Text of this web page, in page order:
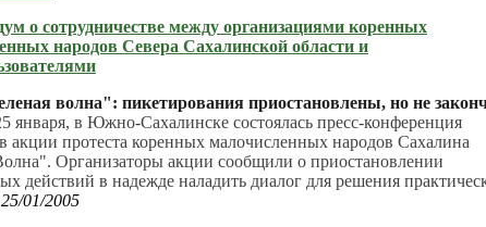
о сотрудничестве между организациями коренных
народов Севера Сахалинской области и
волна": пикетирования приостановлены, но не
января, в Южно-Сахалинске состоялась пресс-конференция
акции протеста коренных малочисленных народов Сахалина
Организаторы акции сообщили о приостановлении
действий в надежде наладить диалог для решения
25/01/2005